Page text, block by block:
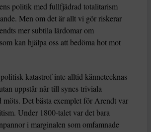
politik med fullfjädrad totalitarism
Men om det är allt vi gör riskerar
mer subtila lärdomar om
kan hjälpa oss att bedöma hot mot
katastrof inte alltid kännetecknas
uppstår när till synes triviala
möts. Det bästa exemplet för Arendt var
Under 1800-talet var det bara
i marginalen som omfamnade